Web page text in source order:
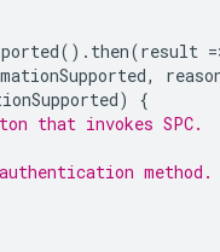
(). then(result =
,
)
{
that invokes SPC.
method.